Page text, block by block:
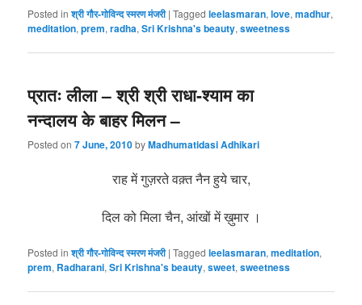
Posted in श्री गौर-गोविन्द स्मरण मंजरी |Tagged leelasmaran,love,madhur,
meditation,prem,radha,Sri Krishna's beauty,sweetness
प्रातः लीला – श्री श्री राधा-श्याम का
नन्दालय के बाहर मिलन –
Posted on7 June, 2010byMadhumatidasi Adhikari
राह में गुज़रते वक़्त नैन हुये चार,
दिल को मिला चैन, आंखों में ख़ुमार ।
Posted in श्री गौर-गोविन्द स्मरण मंजरी |Tagged leelasmaran,meditation,
prem, Radharani,Sri Krishna's beauty,sweet,sweetness